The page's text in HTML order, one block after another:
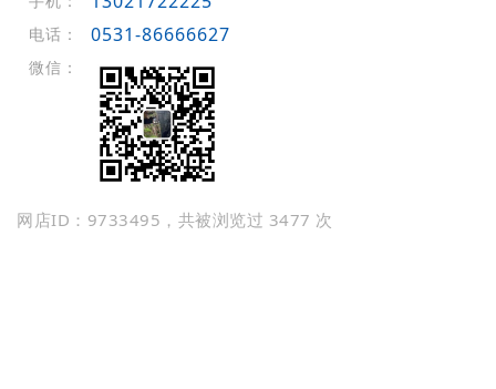
电话： 0531-86666627
微信：
网店ID：9733495，共被浏览过 3477 次